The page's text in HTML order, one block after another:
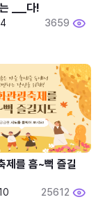
3659
제를 흠~뻑 즐길
25612